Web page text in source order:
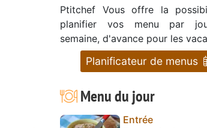
Ptitchef Vous offre la
planifier vos menu par
semaine, d'avance pour les
Planificateur de menus
Menu du jour
Entrée